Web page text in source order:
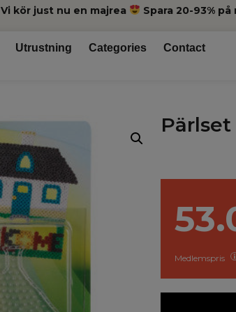
Vi kör just nu en majrea Spara 20-93%
Utrustning Categories Contact
Pärlset
Medlemspris